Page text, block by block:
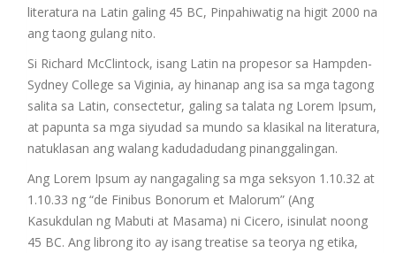
literatura na Latin galing 45 BC, Pinpahiwatig na higit 2000 na
ang taong gulang nito.
Si Richard McClintock, isang Latin na propesor sa Hampden-
Sydney College sa Viginia, ay hinanap ang isa sa mga tagong
salita sa Latin, consectetur, galing sa talata ng Lorem Ipsum,
at papunta sa mga siyudad sa mundo sa klasikal na literatura,
natuklasan ang walang kadudadudang pinanggalingan.
Ang Lorem Ipsum ay nangagaling sa mga seksyon 1.10.32 at
1.10.33 ng “de Finibus Bonorum et Malorum” (Ang
Kasukdulan ng Mabuti at Masama) ni Cicero, isinulat noong
45 BC. Ang librong ito ay isang treatise sa teorya ng etika,